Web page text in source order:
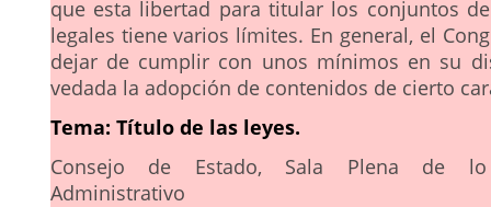
que esta libertad para titular los conjuntos
legales tiene varios límites. En general, el
dejar de cumplir con unos mínimos en su
vedada la adopción de contenidos de cierto
Tema: Título de las leyes.
Consejo de Estado, Sala Plena de lo
Administrativo